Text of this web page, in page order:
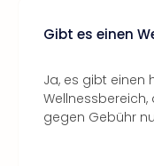
Gibt es einen
Ja, es gibt einen
Wellnessbereich,
gegen Gebühr